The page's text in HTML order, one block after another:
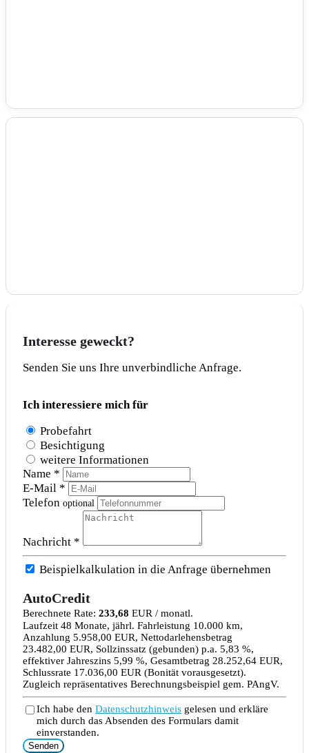
Interesse geweckt?
Senden Sie uns Ihre unverbindliche Anfrage.
Ich interessiere mich für
Probefahrt
Besichtigung
weitere Informationen
Name *
E-Mail *
Telefon optional
Nachricht *
Beispielkalkulation in die Anfrage übernehmen
AutoCredit
Berechnete Rate: 233,68 EUR / monatl.
Laufzeit 48 Monate, jährl. Fahrleistung 10.000 km,
Anzahlung 5.958,00 EUR, Nettodarlehensbetrag
23.482,00 EUR, Sollzinssatz (gebunden) p.a. 5,83 %,
effektiver Jahreszins 5,99 %, Gesamtbetrag 28.252,64 EUR,
Schlussrate 17.036,00 EUR (Bonität vorausgesetzt).
Zugleich repräsentatives Berechnungsbeispiel gem. PAngV.
Ich habe den Datenschutzhinweis gelesen und erkläre
mich durch das Absenden des Formulars damit
einverstanden.
Senden